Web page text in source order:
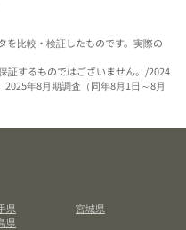
を比較・検証したものです。実際の
証するものではございません。/2024
年8月期調査（同年8月1日～8月
県
宮城県
県